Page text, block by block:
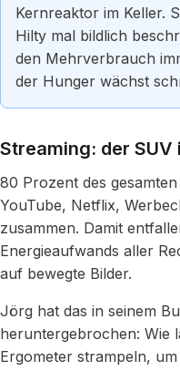
Kernreaktor im Keller.
Hilty mal bildlich
den Mehrverbrauch
der Hunger wächst
Streaming: der SUV
80 Prozent des
YouTube, Netflix,
zusammen. Damit
Energieaufwands aller
auf bewegte Bilder.
Jörg hat das in seinem
heruntergebrochen: Wie
Ergometer strampeln,